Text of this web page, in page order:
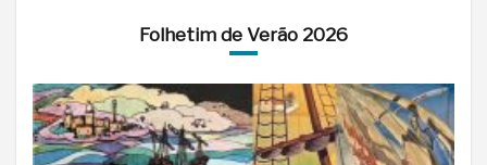
Folhetim de Verão 2026